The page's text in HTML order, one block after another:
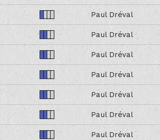
Paul Dréval
Paul Dréval
Paul Dréval
Paul Dréval
Paul Dréval
Paul Dréval
Paul Dréval